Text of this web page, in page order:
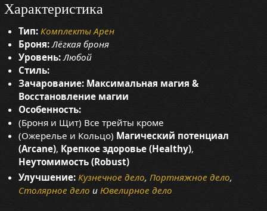
Характеристика
Тип: Комплекты Арен
Броня: Лёгкая броня
Уровень: Любой
Стиль:
Зачарование: Максимальная магия &
Восстановление магии
Особенность:
(Броня и Щит) Все трейты кроме
(Ожерелье и Кольцо) Магический потенциал
(Arcane), Крепкое здоровье (Healthy),
Неутомимость (Robust)
Улучшение: Кузнечное дело,Портняжное дело,
Столярное дело иЮвелирное дело